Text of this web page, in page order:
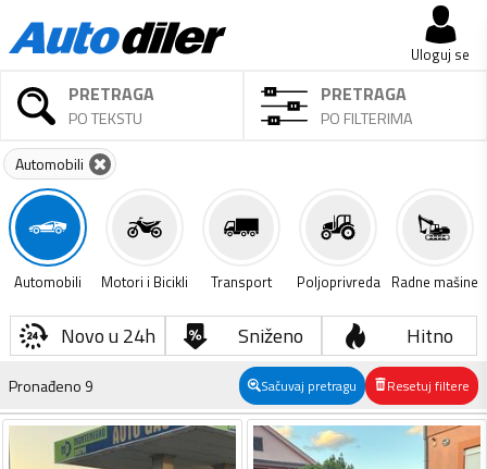
Uloguj se
PRETRAGA
PO TEKSTU
PRETRAGA
PO FILTERIMA
Automobili
Automobili Motori i Bicikli Transport Poljoprivreda Radne mašine
Novo u 24h Sniženo Hitno
Pronađeno 9 Sačuvaj pretragu Resetuj filtere